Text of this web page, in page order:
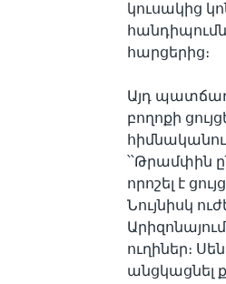
կուսակից
հարցերից։
Այդ
բողոքի
՝՝Թրամփին
որոշել է
Նույնիսկ
ուղիներ։
անցկացնել